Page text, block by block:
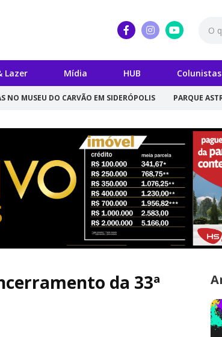
Lazer Mídia HUB Colunistas
CARVÃO EM SIDERÓPOLIS PARQUE ASTRONÔMICO DE
da 33ª